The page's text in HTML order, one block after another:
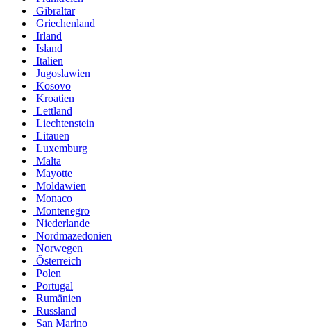
Gibraltar
Griechenland
Irland
Island
Italien
Jugoslawien
Kosovo
Kroatien
Lettland
Liechtenstein
Litauen
Luxemburg
Malta
Mayotte
Moldawien
Monaco
Montenegro
Niederlande
Nordmazedonien
Norwegen
Österreich
Polen
Portugal
Rumänien
Russland
San Marino